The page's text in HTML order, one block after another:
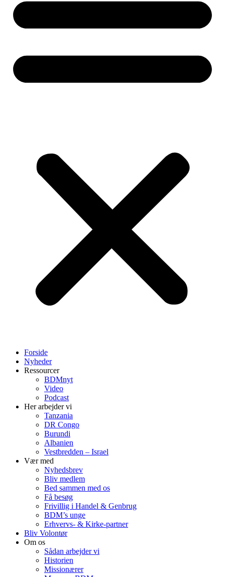
Forside
Nyheder
Ressourcer
BDMnyt
Video
Podcast
Her arbejder vi
Tanzania
DR Congo
Burundi
Albanien
Vestbredden – Israel
Vær med
Nyhedsbrev
Bliv medlem
Bed sammen med os
Få besøg
Frivillig i Handel & Genbrug
BDM’s unge
Erhvervs- & Kirke-partner
Bliv Volontør
Om os
Sådan arbejder vi
Historien
Missionærer